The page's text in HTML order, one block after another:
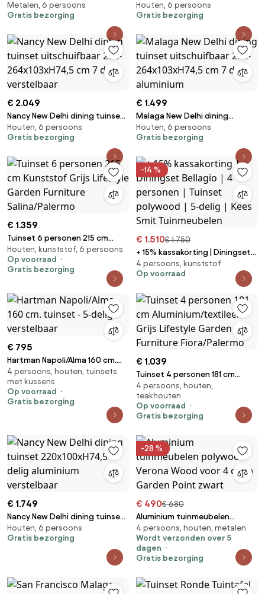
tuinset 240x100xH76 cm 7
delig verstelbaar keramiek
Metalen, 6 persoons
Gratis bezorging
uitschuifbaar 204-
264x103xH74,5 cm 7 delig
Houten, 6 persoons
Gratis bezorging
€ 2.049
Nancy New Delhi dining tuinset
uitschuifbaar 204-
264x103xH74,5 cm 7 delig
Houten, 6 persoons
Gratis bezorging
€ 1.499
Malaga New Delhi dining
tuinset uitschuifbaar 204-
264x103xH74,5 cm 7 delig
Houten, 6 persoons
Gratis bezorging
€ 1.359
Tuinset 6 personen 215 cm
Kunststof Grijs Lifestyle
Garden Furniture
Salina/Palermo
Houten, kunststof, 6 persoons
Op voorraad
Gratis bezorging
-14 %
€ 1.510€ 1.750
+ 15% kassakorting | Diningset
Bellagio | 4 personen | Tuinset
polywood | 5-delig | Kees Smit
4 persoons, kunststof
Op voorraad
€ 795
Hartman Napoli/Alma 160 cm.
tuinset - 5-delig verstelbaar
4 persoons, houten, tuinsets
met kussens
Op voorraad
Gratis bezorging
€ 1.039
Tuinset 4 personen 181 cm
Aluminium/textileen Grijs
Lifestyle Garden Furniture
Fiora/Palermo
4 persoons, houten,
teakhouten
Op voorraad
Gratis bezorging
€ 1.749
Nancy New Delhi dining tuinset
220x100xH74,5 7 delig
aluminium verstelbaar
Houten, 6 persoons
Gratis bezorging
-28 %
€ 490€ 680
Aluminium tuinmeubelen
polywood Verona Wood voor 4
osób Garden Point zwart
4 persoons, houten, metalen
Wordt verzonden over 5
dagen
Gratis bezorging